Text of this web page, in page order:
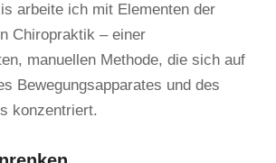
arbeite ich mit Elementen der
Chiropraktik – einer
manuellen Methode, die sich auf
Bewegungsapparates und des
konzentriert.